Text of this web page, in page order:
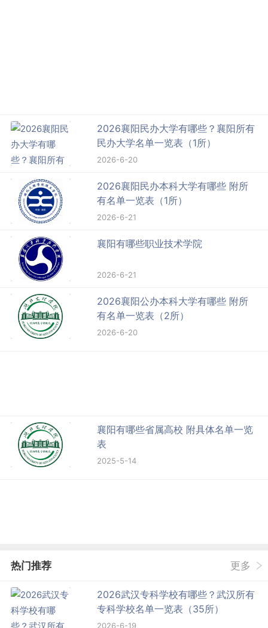
2026襄阳民办大学有哪些？襄阳所有
民办大学名单一览表（1所）
2026-6-20
2026襄阳民办本科大学有哪些 附所
有名单一览表（1所）
2026-6-21
襄阳有哪些职业技术学院
2026-6-21
2026襄阳公办本科大学有哪些 附所
有名单一览表（2所）
2026-6-20
襄阳有哪些省属高校 附具体名单一览
表
2025-5-14
热门推荐 更多
2026武汉专科学校有哪些？武汉所有
专科学校名单一览表（35所）
2026-6-19